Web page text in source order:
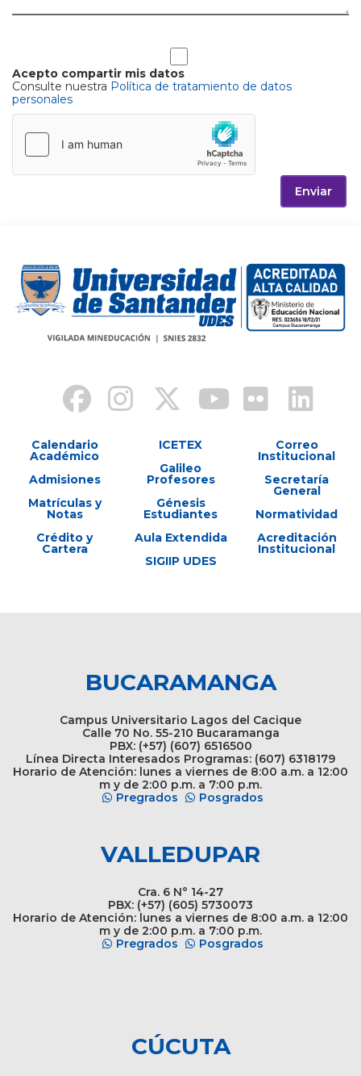
Acepto compartir mis datos
Consulte nuestra Política de tratamiento de datos
personales
Enviar
Calendario
Académico
Admisiones
Matrículas y
Notas
Crédito y
Cartera
ICETEX
Galileo
Profesores
Génesis
Estudiantes
Aula Extendida
SIGIIP UDES
Correo
Institucional
Secretaría
General
Normatividad
Acreditación
Institucional
BUCARAMANGA
Campus Universitario Lagos del Cacique
Calle 70 No. 55-210 Bucaramanga
PBX: (+57) (607) 6516500
Línea Directa Interesados Programas: (607) 6318179
Horario de Atención: lunes a viernes de 8:00 a.m. a 12:00
m y de 2:00 p.m. a 7:00 p.m.
Pregrados
Posgrados
VALLEDUPAR
Cra. 6 N° 14-27
PBX: (+57) (605) 5730073
Horario de Atención: lunes a viernes de 8:00 a.m. a 12:00
m y de 2:00 p.m. a 7:00 p.m.
Pregrados
Posgrados
CÚCUTA